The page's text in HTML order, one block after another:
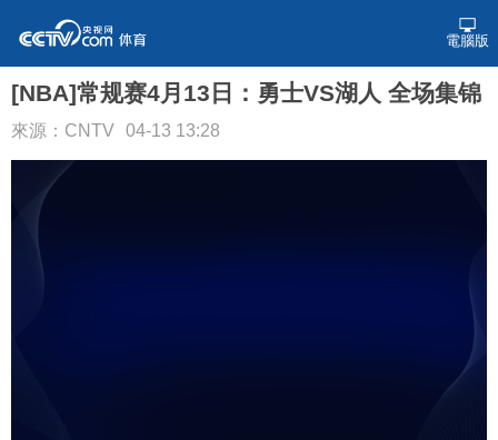
電腦版
[NBA]常规赛4月13日：勇士VS湖人 全场集锦
來源：CNTV 04-13 13:28